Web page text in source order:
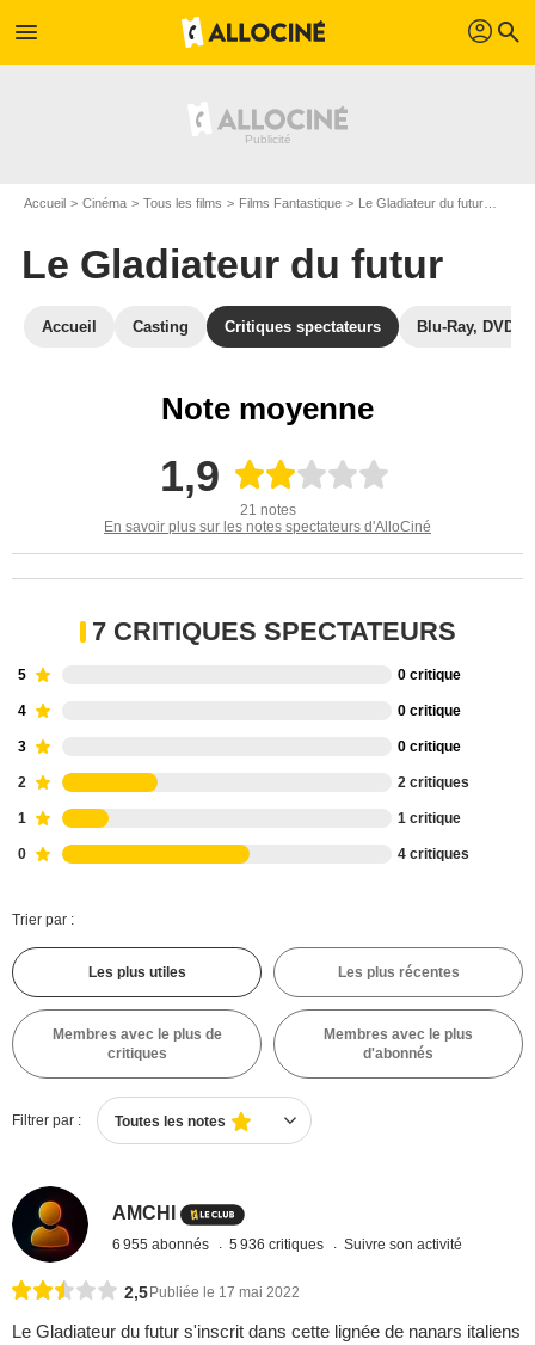
menu profil search
Accueil Cinéma Tous les films Films Fantastique Le Gladiateur du futur
Le Gladiateur du futur
Accueil Casting Critiques spectateurs Blu-Ray, DVD
Note moyenne
1,9
21 notes
En savoir plus sur les notes spectateurs d'AlloCiné
7 CRITIQUES SPECTATEURS
5 0 critique
4 0 critique
3 0 critique
2 2 critiques
1 1 critique
0 4 critiques
Trier par :
Les plus utiles Les plus récentes
Membres avec le plus de
critiques
Membres avec le plus
d'abonnés
Filtrer par : Toutes les notes
AMCHI
6 955 abonnés 5 936 critiques Suivre son activité
2,5 Publiée le 17 mai 2022
Le Gladiateur du futur s'inscrit dans cette lignée de nanars italiens